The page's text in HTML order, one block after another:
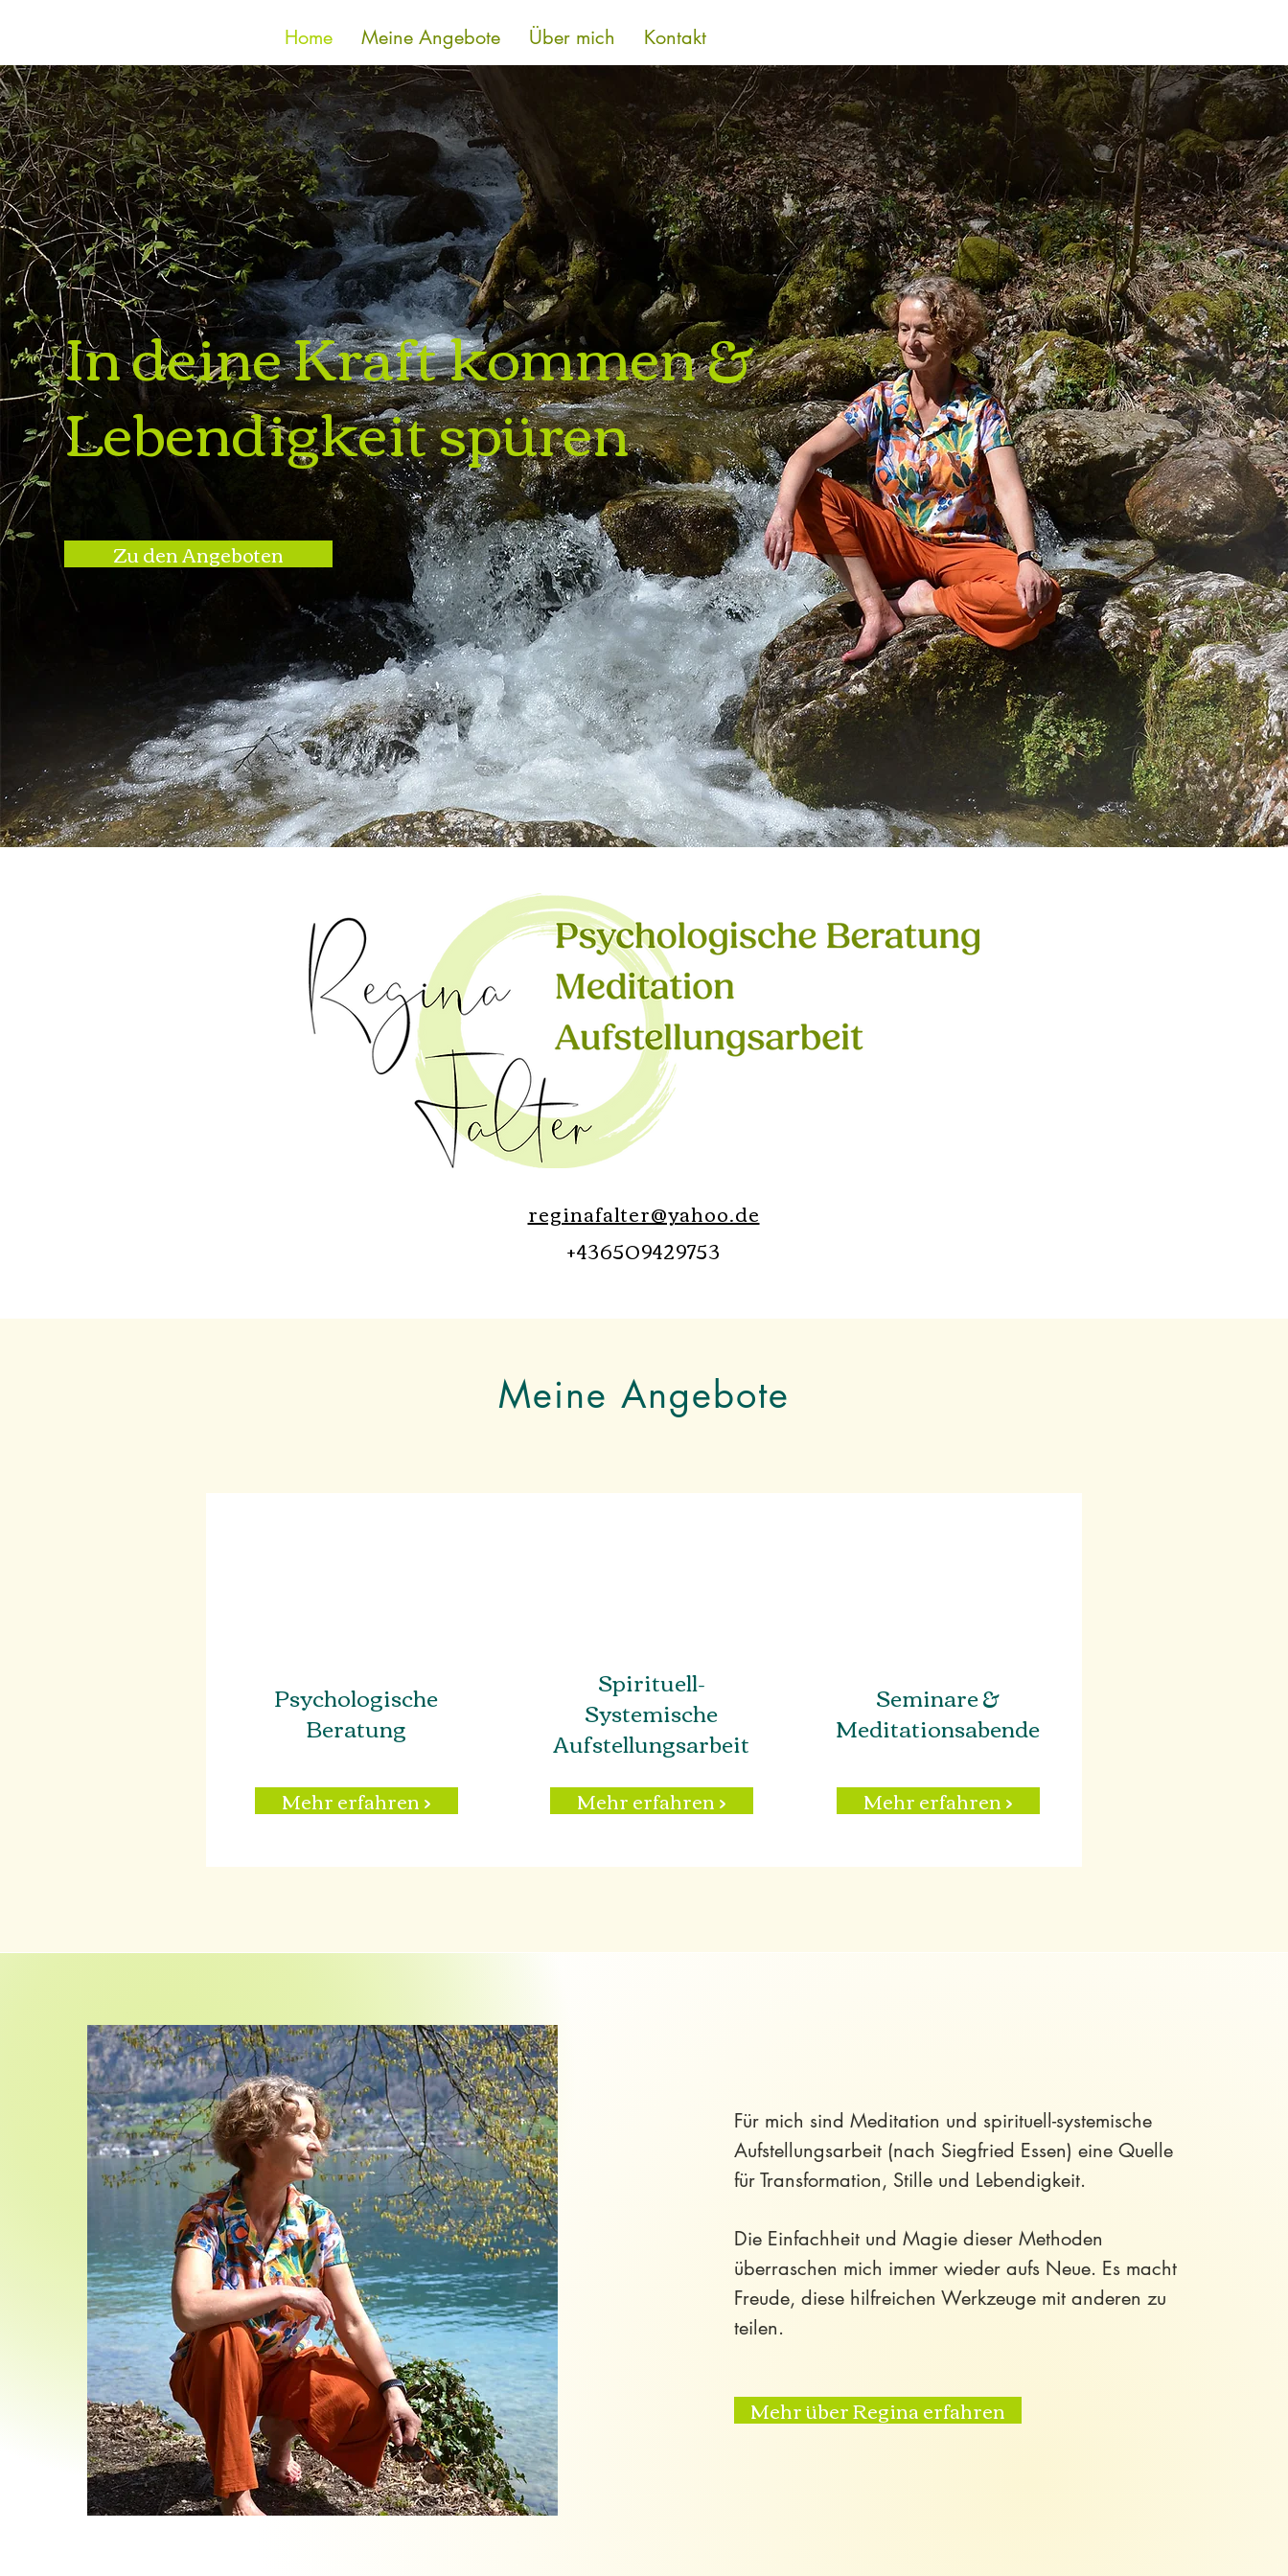
Home Meine Angebote Über mich Kontakt
In deine Kraft kommen &
Lebendigkeit spüren
Zu den Angeboten
reginafalter@yahoo.de
+436509429753
Meine Angebote
Psychologische
Beratung
Mehr erfahren >
Spirituell-
Systemische
Aufstellungsarbeit
Mehr erfahren >
Seminare &
Meditationsabende
Mehr erfahren >
Für mich sind Meditation und spirituell-systemische
Aufstellungsarbeit (nach Siegfried Essen) eine Quelle
für Transformation, Stille und Lebendigkeit.
Die Einfachheit und Magie dieser Methoden
überraschen mich immer wieder aufs Neue. Es macht
Freude, diese hilfreichen Werkzeuge mit anderen zu
teilen.
Mehr über Regina erfahren